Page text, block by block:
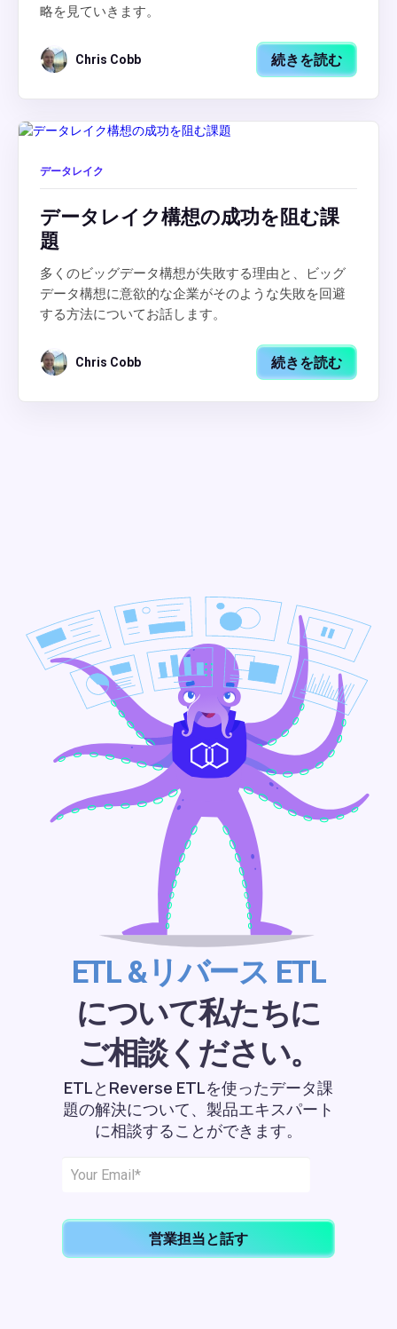
略を見ていきます。
Chris Cobb 続きを読む
データレイク
データレイク構想の成功を阻む課
題
多くのビッグデータ構想が失敗する理由と、ビッグ
データ構想に意欲的な企業がそのような失敗を回避
する方法についてお話します。
Chris Cobb 続きを読む
ETL &リバース ETL
について私たちに
ご相談ください。
ETLとReverse ETLを使ったデータ課
題の解決について、製品エキスパート
に相談することができます。
営業担当と話す